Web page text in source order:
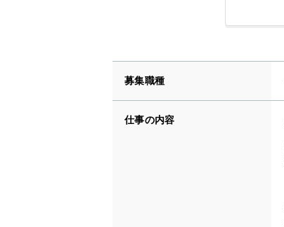
募集職種
仕事の内容